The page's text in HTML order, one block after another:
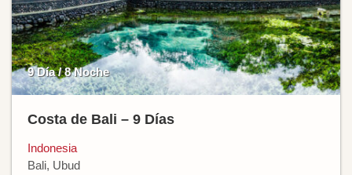
9 Día / 8 Noche
Costa de Bali – 9 Días
Indonesia
Bali, Ubud